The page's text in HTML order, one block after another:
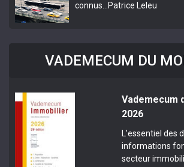
connus…
Patrice Leleu
VADEMECUM DU
Vademecum
2026
L’essentiel
informations
secteur